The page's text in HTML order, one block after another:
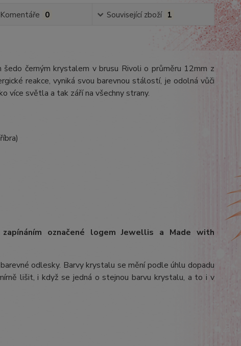
Komentáře 0 Související zboží 1
černým krystalem v brusu Rivoli o průměru 12mm z
reakce, vyniká svou barevnou stálostí, je odolná vůči
více světla a tak září na všechny strany.
označené logem Jewellis a Made with
odlesky. Barvy krystalu se mění podle úhlu dopadu
lišit, i když se jedná o stejnou barvu krystalu, a to i v